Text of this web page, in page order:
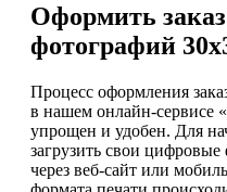
Оформить
фотографий
Процесс оформления
в нашем онлайн-сервисе
упрощен и удобен. Для
загрузить свои
через веб-сайт или